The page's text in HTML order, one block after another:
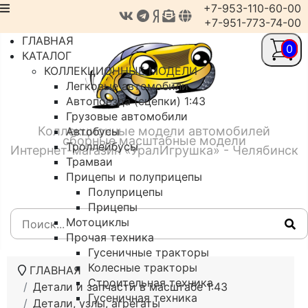
Коллекционные модели автомобилей
сборные масштабные модели
Интернет-магазин «УралИгрушка» - Челябинск
+7-953-110-60-00
+7-951-773-74-00
ГЛАВНАЯ
КАТАЛОГ
КОЛЛЕКЦИОННЫЕ МОДЕЛИ
Легковые автомобили
Автопоезда (сцепки) 1:43
Грузовые автомобили
Автобусы
Троллейбусы
Трамваи
Прицепы и полуприцепы
Полуприцепы
Прицепы
Мотоциклы
Прочая техника
Гусеничные тракторы
Колесные тракторы
Строительная техника
Гусеничная техника
ГЛАВНАЯ
Детали и запчасти в масштабе 1:43
Детали, узлы, агрегаты
0